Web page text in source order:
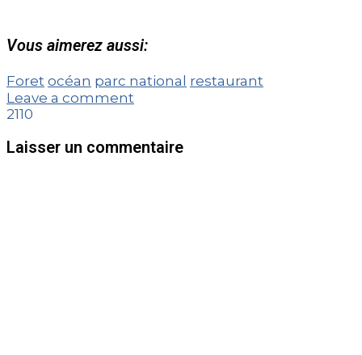
Vous aimerez aussi:
Foret océan parc national restaurant
Leave a comment
2110
Laisser un commentaire